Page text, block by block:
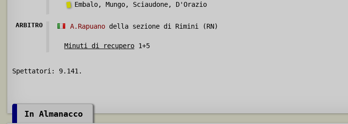
Embalo, Mungo, Sciaudone, D'Orazio
ARBITRO A.Rapuano della sezione di Rimini (RN)
Minuti di recupero 1+5
Spettatori: 9.141.
In Almanacco